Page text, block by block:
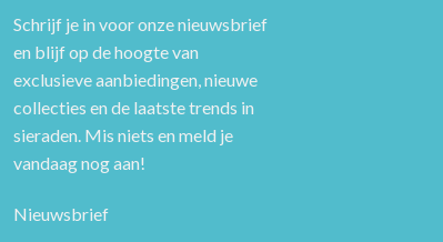
Schrijf je in voor onze nieuwsbrief
en blijf op de hoogte van
exclusieve aanbiedingen, nieuwe
collecties en de laatste trends in
sieraden. Mis niets en meld je
vandaag nog aan!
Nieuwsbrief